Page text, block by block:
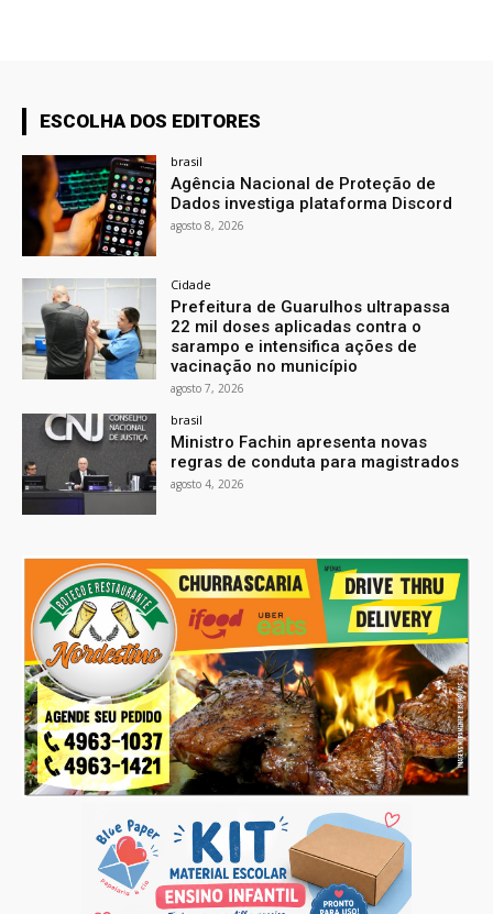
ESCOLHA DOS EDITORES
brasil
Agência Nacional de Proteção de
Dados investiga plataforma Discord
agosto 8, 2026
Cidade
Prefeitura de Guarulhos ultrapassa
22 mil doses aplicadas contra o
sarampo e intensifica ações de
vacinação no município
agosto 7, 2026
brasil
Ministro Fachin apresenta novas
regras de conduta para magistrados
agosto 4, 2026